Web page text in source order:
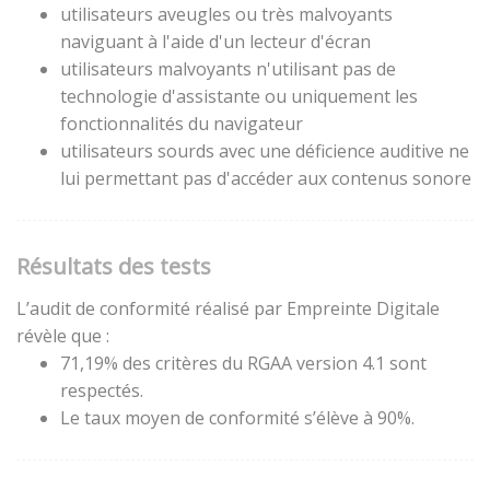
utilisateurs aveugles ou très malvoyants
naviguant à l'aide d'un lecteur d'écran
utilisateurs malvoyants n'utilisant pas de
technologie d'assistante ou uniquement les
fonctionnalités du navigateur
utilisateurs sourds avec une déficience auditive ne
lui permettant pas d'accéder aux contenus sonore
Résultats des tests
L’audit de conformité réalisé par Empreinte Digitale
révèle que :
71,19% des critères du RGAA version 4.1 sont
respectés.
Le taux moyen de conformité s’élève à 90%.